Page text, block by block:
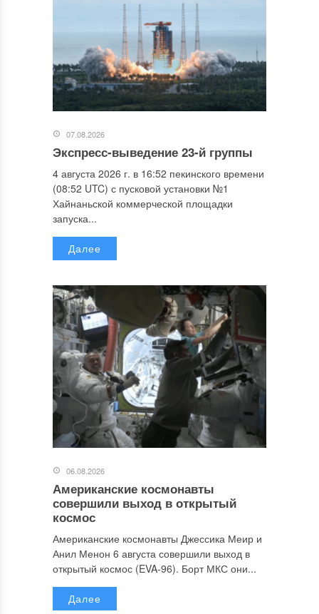
07.08.2026
Экспресс-выведение 23-й группы
4 августа 2026 г. в 16:52 пекинского времени
(08:52 UTC) с пусковой установки №1
Хайнаньской коммерческой площадки
запуска...
Далее
06.08.2026
Американские космонавты
совершили выход в открытый
космос
Американские космонавты Джессика Меир и
Анил Менон 6 августа совершили выход в
открытый космос (EVA-96). Борт МКС они...
Далее